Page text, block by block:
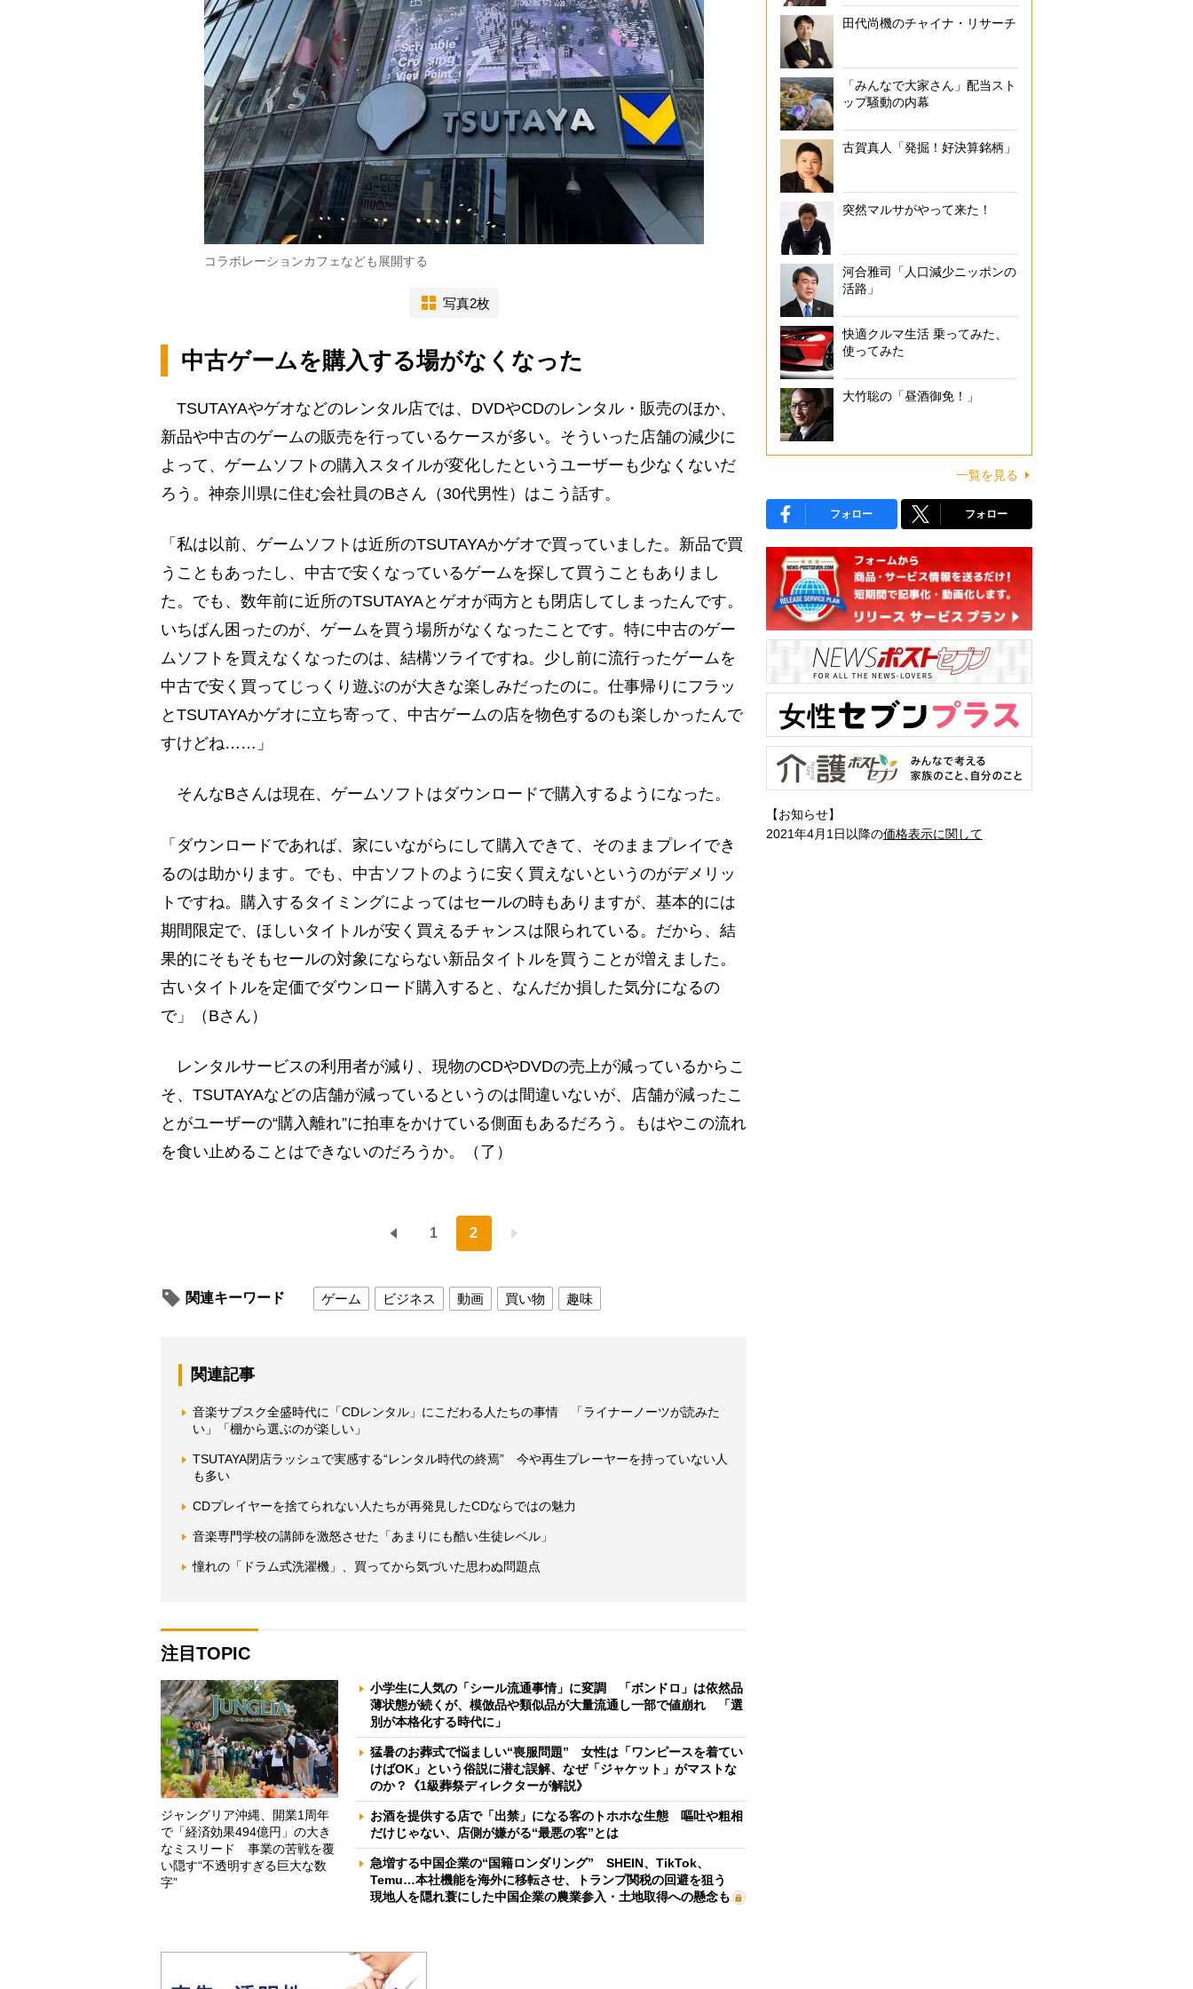
コラボレーションカフェなども展開する
写真2枚
中古ゲームを購入する場がなくなった
TSUTAYAやゲオなどのレンタル店では、DVDやCDのレンタル・販売のほか、
新品や中古のゲームの販売を行っているケースが多い。そういった店舗の減少に
よって、ゲームソフトの購入スタイルが変化したというユーザーも少なくないだ
ろう。神奈川県に住む会社員のBさん（30代男性）はこう話す。
「私は以前、ゲームソフトは近所のTSUTAYAかゲオで買っていました。新品で買
うこともあったし、中古で安くなっているゲームを探して買うこともありまし
た。でも、数年前に近所のTSUTAYAとゲオが両方とも閉店してしまったんです。
いちばん困ったのが、ゲームを買う場所がなくなったことです。特に中古のゲー
ムソフトを買えなくなったのは、結構ツライですね。少し前に流行ったゲームを
中古で安く買ってじっくり遊ぶのが大きな楽しみだったのに。仕事帰りにフラッ
とTSUTAYAかゲオに立ち寄って、中古ゲームの店を物色するのも楽しかったんで
すけどね……」
そんなBさんは現在、ゲームソフトはダウンロードで購入するようになった。
「ダウンロードであれば、家にいながらにして購入できて、そのままプレイでき
るのは助かります。でも、中古ソフトのように安く買えないというのがデメリッ
トですね。購入するタイミングによってはセールの時もありますが、基本的には
期間限定で、ほしいタイトルが安く買えるチャンスは限られている。だから、結
果的にそもそもセールの対象にならない新品タイトルを買うことが増えました。
古いタイトルを定価でダウンロード購入すると、なんだか損した気分になるの
で」（Bさん）
レンタルサービスの利用者が減り、現物のCDやDVDの売上が減っているからこ
そ、TSUTAYAなどの店舗が減っているというのは間違いないが、店舗が減ったこ
とがユーザーの“購入離れ”に拍車をかけている側面もあるだろう。もはやこの流れ
を食い止めることはできないのだろうか。（了）
1 2
関連キーワード ゲーム ビジネス 動画 買い物 趣味
関連記事
音楽サブスク全盛時代に「CDレンタル」にこだわる人たちの事情 「ライナーノーツが読みた
い」「棚から選ぶのが楽しい」
TSUTAYA閉店ラッシュで実感する“レンタル時代の終焉” 今や再生プレーヤーを持っていない人
も多い
CDプレイヤーを捨てられない人たちが再発見したCDならではの魅力
音楽専門学校の講師を激怒させた「あまりにも酷い生徒レベル」
憧れの「ドラム式洗濯機」、買ってから気づいた思わぬ問題点
注目TOPIC
ジャングリア沖縄、開業1周年
で「経済効果494億円」の大き
なミスリード 事業の苦戦を覆
い隠す“不透明すぎる巨大な数
字”
小学生に人気の「シール流通事情」に変調 「ボンドロ」は依然品
薄状態が続くが、模倣品や類似品が大量流通し一部で値崩れ 「選
別が本格化する時代に」
猛暑のお葬式で悩ましい“喪服問題” 女性は「ワンピースを着てい
けばOK」という俗説に潜む誤解、なぜ「ジャケット」がマストな
のか？《1級葬祭ディレクターが解説》
お酒を提供する店で「出禁」になる客のトホホな生態 嘔吐や粗相
だけじゃない、店側が嫌がる“最悪の客”とは
急増する中国企業の“国籍ロンダリング” SHEIN、TikTok、
Temu…本社機能を海外に移転させ、トランプ関税の回避を狙う
現地人を隠れ蓑にした中国企業の農業参入・土地取得への懸念も
田代尚機のチャイナ・リサーチ
「みんなで大家さん」配当スト
ップ騒動の内幕
古賀真人「発掘！好決算銘柄」
突然マルサがやって来た！
河合雅司「人口減少ニッポンの
活路」
快適クルマ生活 乗ってみた、
使ってみた
大竹聡の「昼酒御免！」
一覧を見る
フォロー フォロー
【お知らせ】
2021年4月1日以降の価格表示に関して